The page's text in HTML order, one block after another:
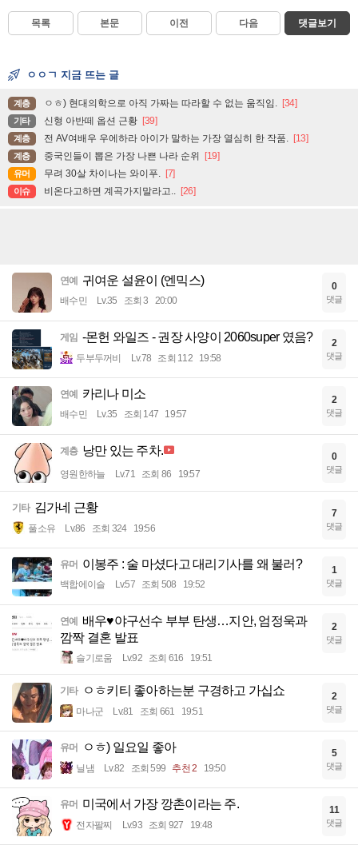
목록 본문 이전 다음 댓글보기
ㅇㅇㄱ 지금 뜨는 글
계층 ㅇㅎ) 현대의학으로 아직 가짜는 따라할 수 없는 움직임. [34]
기타 신형 아반떼 옵션 근황 [39]
계층 전 AV여배우 우에하라 아이가 말하는 가장 열심히 한 작품. [13]
계층 중국인들이 뽑은 가장 나쁜 나라 순위 [19]
유머 무려 30살 차이나는 와이푸. [7]
이슈 비온다고하면 계곡가지말라고.. [26]
연예 귀여운 설윤이 (엔믹스)
배수민 Lv.35 조회 3 20:00
0
댓글
게임 -몬헌 와일즈 - 권장 사양이 2060super 였음?
두부두꺼비 Lv.78 조회 112 19:58
2
댓글
연예 카리나 미소
배수민 Lv.35 조회 147 19:57
2
댓글
계층 낭만 있는 주차.
영원한하늘 Lv.71 조회 86 19:57
0
댓글
기타 김가네 근황
풀소유 Lv.86 조회 324 19:56
7
댓글
유머 이봉주 : 술 마셨다고 대리기사를 왜 불러?
백합에이슬 Lv.57 조회 508 19:52
1
댓글
연예
배우♥야구선수 부부 탄생…지안, 엄정욱과
깜짝 결혼 발표
슬기로움 Lv.92 조회 616 19:51
2
댓글
기타 ㅇㅎ키티 좋아하는분 구경하고 가십쇼
마나군 Lv.81 조회 661 19:51
2
댓글
유머 ㅇㅎ) 일요일 좋아
닐냄 Lv.82 조회 599 추천 2 19:50
5
댓글
유머 미국에서 가장 깡촌이라는 주.
전자팔찌 Lv.93 조회 927 19:48
11
댓글